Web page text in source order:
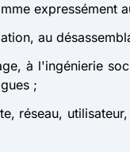
expressément
au
à l'ingénierie
;
réseau,